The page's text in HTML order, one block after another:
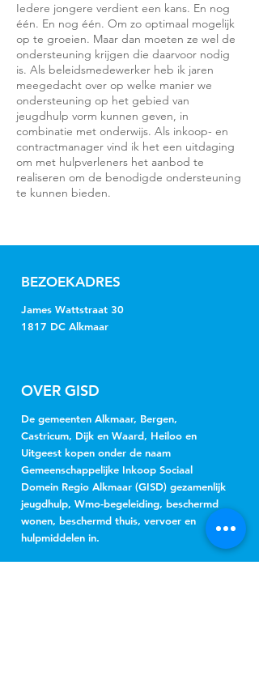
Iedere jongere verdient een kans. En nog
één. En nog één. Om zo optimaal mogelijk
op te groeien. Maar dan moeten ze wel de
ondersteuning krijgen die daarvoor nodig
is. Als beleidsmedewerker heb ik jaren
meegedacht over op welke manier we
ondersteuning op het gebied van
jeugdhulp vorm kunnen geven, in
combinatie met onderwijs. Als inkoop- en
contractmanager vind ik het een uitdaging
om met hulpverleners het aanbod te
realiseren om de benodigde ondersteuning
te kunnen bieden.
BEZOEKADRES
James Wattstraat 30
1817 DC Alkmaar
OVER GISD
De gemeenten Alkmaar, Bergen,
Castricum, Dijk en Waard, Heiloo en
Uitgeest kopen onder de naam
Gemeenschappelijke Inkoop Sociaal
Domein Regio Alkmaar (GISD) gezamenlijk
jeugdhulp, Wmo-begeleiding, beschermd
wonen, beschermd thuis, vervoer en
hulpmiddelen in.